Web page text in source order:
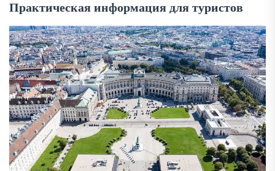
Практическая информация для туристов